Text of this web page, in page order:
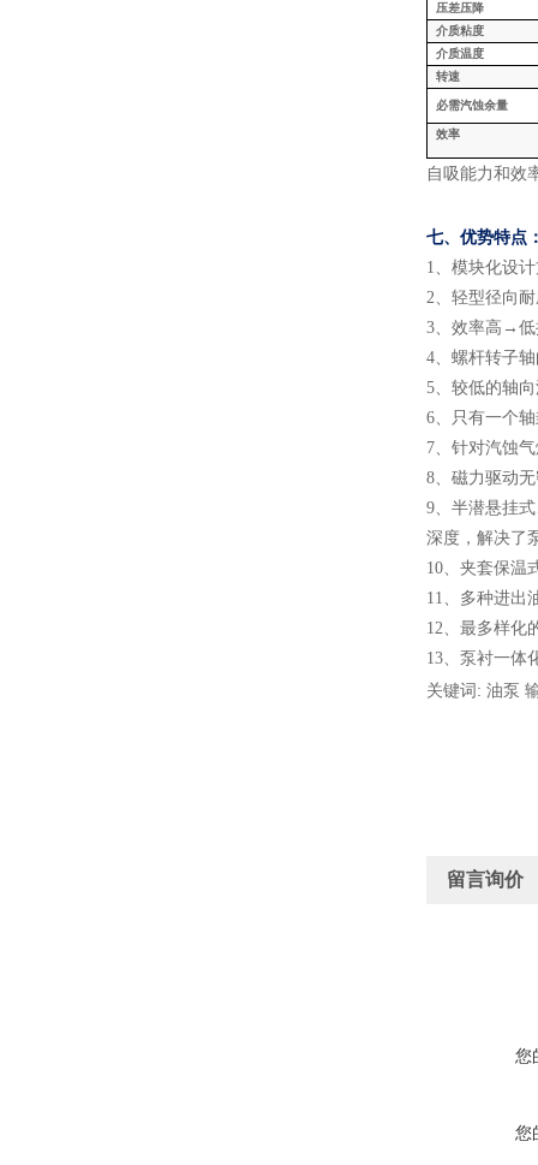
压差压降
介质粘度
介质温度
转速
必需汽蚀余量
效率
自吸能力和效
七、 优势特点
1、 模块化设
2、 轻型径向
3、 效率高 →低
4、 螺杆转子
5、 较低的轴
6、
只有一个
7、 针对汽蚀
8、 磁力驱动
9、 半潜悬挂
深度，解决了
10、 夹套保温
11、 多种进出
12、 最多样化
13、 泵衬一体
关键词: 油泵
留言询价
您
您